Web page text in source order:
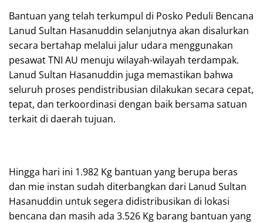
Bantuan yang telah terkumpul di Posko Peduli Bencana
Lanud Sultan Hasanuddin selanjutnya akan disalurkan
secara bertahap melalui jalur udara menggunakan
pesawat TNI AU menuju wilayah-wilayah terdampak.
Lanud Sultan Hasanuddin juga memastikan bahwa
seluruh proses pendistribusian dilakukan secara cepat,
tepat, dan terkoordinasi dengan baik bersama satuan
terkait di daerah tujuan.
Hingga hari ini 1.982 Kg bantuan yang berupa beras
dan mie instan sudah diterbangkan dari Lanud Sultan
Hasanuddin untuk segera didistribusikan di lokasi
bencana dan masih ada 3.526 Kg barang bantuan yang